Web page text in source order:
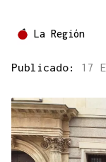
La Región
Publicado: 17